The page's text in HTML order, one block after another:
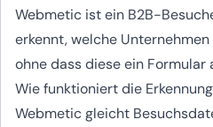
Webmetic ist ein B2B-
erkennt, welche
ohne dass diese ein Formular
Wie funktioniert die
Webmetic gleicht